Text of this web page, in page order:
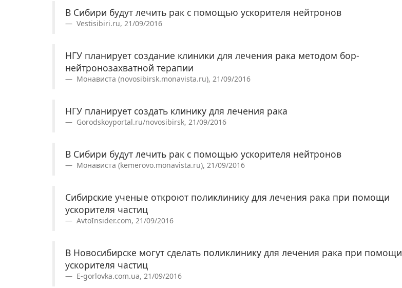
В Сибири будут лечить рак с помощью ускорителя нейтронов
Vestisibiri.ru, 21/09/2016
НГУ планирует создание клиники для лечения рака методом бор-
нейтронозахватной терапии
Монависта (novosibirsk.monavista.ru), 21/09/2016
НГУ планирует создать клинику для лечения рака
Gorodskoyportal.ru/novosibirsk, 21/09/2016
В Сибири будут лечить рак с помощью ускорителя нейтронов
Монависта (kemerovo.monavista.ru), 21/09/2016
Сибирские ученые откроют поликлинику для лечения рака при помощи
ускорителя частиц
AvtoInsider.com, 21/09/2016
В Новосибирске могут сделать поликлинику для лечения рака при помощи
ускорителя частиц
E-gorlovka.com.ua, 21/09/2016